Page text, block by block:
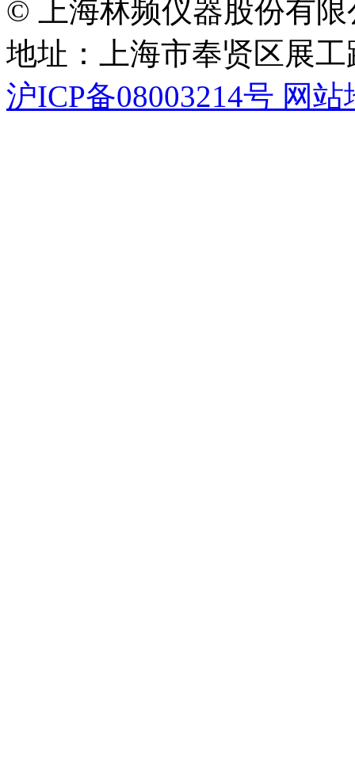
© 上海林频仪器股份有限
地址：上海市奉贤区展工
沪ICP备08003214号 网站